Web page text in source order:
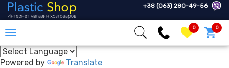
+38 (063) 280-49-56
0 0
Powered by Translate